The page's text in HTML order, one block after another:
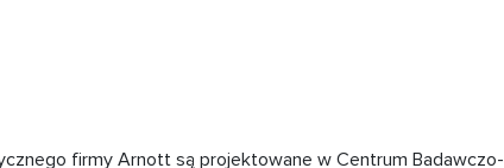
firmy Arnott są projektowane w Centrum Badawczo-